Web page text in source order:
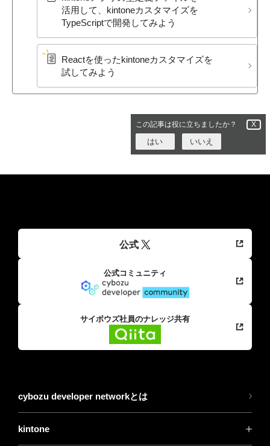
活用して、​kintoneカスタマイズを​
TypeScriptで​開発してみよう
Reactを​使った​kintoneカスタマイズを​
試してみよう
この記事は役に立ちましたか？ X
はい いいえ
公式
公式コミュニティ
サイボウズ社員のナレッジ共有
cybozu developer networkとは
kintone